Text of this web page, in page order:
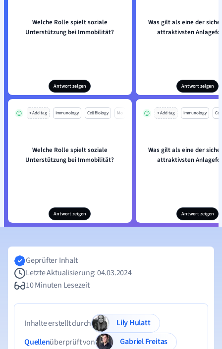
Welche Rolle spielt soziale
Unterstützung bei Immobilität?
Antwort zeigen
Was gilt als eine der
attraktivsten
Antwort zeigen
+ Add tag Immunology Cell Biology Mo
Welche Rolle spielt soziale
Unterstützung bei Immobilität?
Antwort zeigen
+ Add tag Immunology
Was gilt als eine der
attraktivsten
Antwort zeigen
Geprüfter Inhalt
Letzte Aktualisierung: 04.03.2024
10 Minuten Lesezeit
Inhalte erstellt durch
Lily Hulatt
Quellenüberprüft von
Gabriel Freitas